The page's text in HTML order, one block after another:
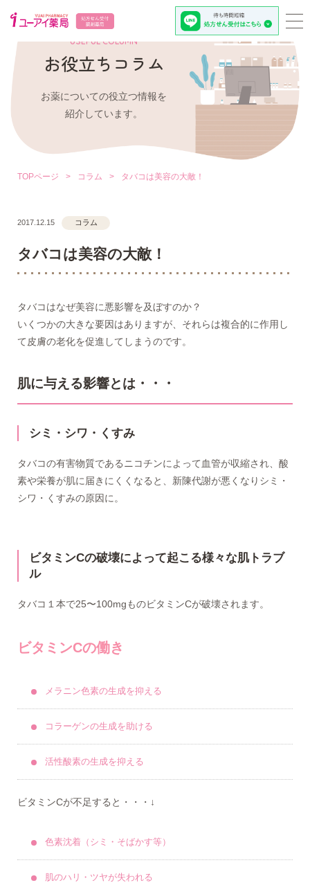
USEFUL COLUMN
お役立ちコラム
お薬についての役立つ情報を
紹介しています。
TOPページ > コラム > タバコは美容の大敵！
2017.12.15 コラム
タバコは美容の大敵！
タバコはなぜ美容に悪影響を及ぼすのか？
いくつかの大きな要因はありますが、それらは複合的に作用し
て皮膚の老化を促進してしまうのです。
肌に与える影響とは・・・
シミ・シワ・くすみ
タバコの有害物質であるニコチンによって血管が収縮され、酸
素や栄養が肌に届きにくくなると、新陳代謝が悪くなりシミ・
シワ・くすみの原因に。
ビタミンCの破壊によって起こる様々な肌トラブ
ル
タバコ１本で25〜100mgものビタミンCが破壊されます。
ビタミンCの働き
メラニン色素の生成を抑える
コラーゲンの生成を助ける
活性酸素の生成を抑える
ビタミンCが不足すると・・・↓
色素沈着（シミ・そばかす等）
肌のハリ・ツヤが失われる